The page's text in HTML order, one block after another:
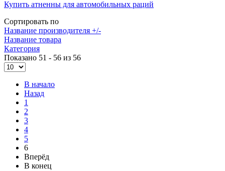
Купить атненны для автомобильных раций
Сортировать по
Название производителя +/-
Название товара
Категория
Показано 51 - 56 из 56
В начало
Назад
1
2
3
4
5
6
Вперёд
В конец